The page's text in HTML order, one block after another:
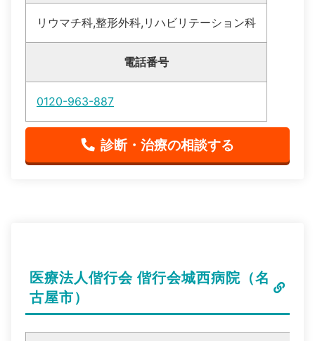
リウマチ科,整形外科,リハビリテーション科
電話番号
0120-963-887
診断・治療の相談する
医療法人偕行会 偕行会城西病院（名
古屋市）